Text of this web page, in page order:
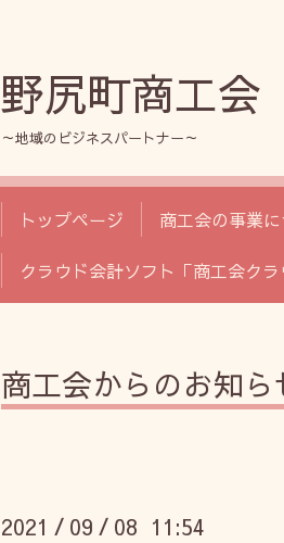
野尻町商工会
～地域のビジネスパートナー～
トップページ 商工会の事業に
クラウド会計ソフト「商工会クラ
商工会からのお知ら
2021 / 09 / 08 11:54